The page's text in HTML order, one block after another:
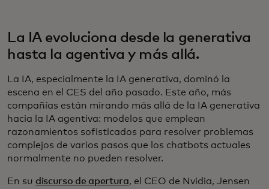
La IA evoluciona desde la generativa
hasta la agentiva y más allá.
La IA, especialmente la IA generativa, dominó la
escena en el CES del año pasado. Este año, más
compañías están mirando más allá de la IA generativa
hacia la IA agentiva: modelos que emplean
razonamientos sofisticados para resolver problemas
complejos de varios pasos que los chatbots actuales
normalmente no pueden resolver.
En su discurso de apertura, el CEO de Nvidia, Jensen